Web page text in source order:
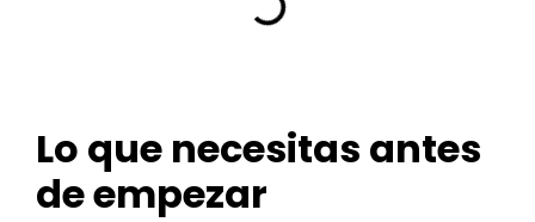
Lo que necesitas antes
de empezar